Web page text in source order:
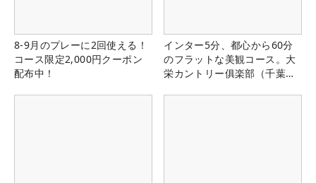
8-9月のプレーに2回使える！
コース限定2,000円クーポン
配布中！
インター5分、都心から60分
のフラットな美観コース。大
栄カントリー俱楽部（千葉